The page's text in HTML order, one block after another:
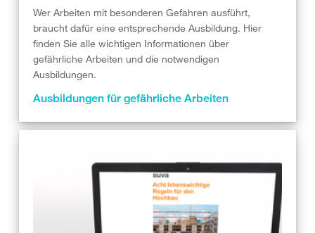
Wer Arbeiten mit besonderen Gefahren ausführt,
braucht dafür eine entsprechende Ausbildung. Hier
finden Sie alle wichtigen Informationen über
gefährliche Arbeiten und die notwendigen
Ausbildungen.
Ausbildungen für gefährliche Arbeiten